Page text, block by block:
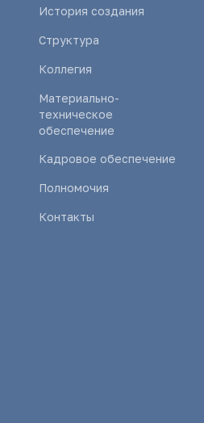
История создания
Структура
Коллегия
Материально-
техническое
обеспечение
Кадровое обеспечение
Полномочия
Контакты